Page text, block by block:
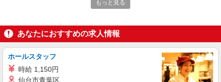
アップ！ ・夜勤手当:7,000円/回 ・居住支援特別
手当:120円/時間含む ※給与幅は資格・経験等によ
キープ
パート
ツクイ大田久が原（デイサービス）
NEW
デイサービス 介護スタッフ（ケアクルー）
もっと見る
あなたにおすすめの求人情報
ホールスタッフ
時給 1,150円
仙台市青葉区